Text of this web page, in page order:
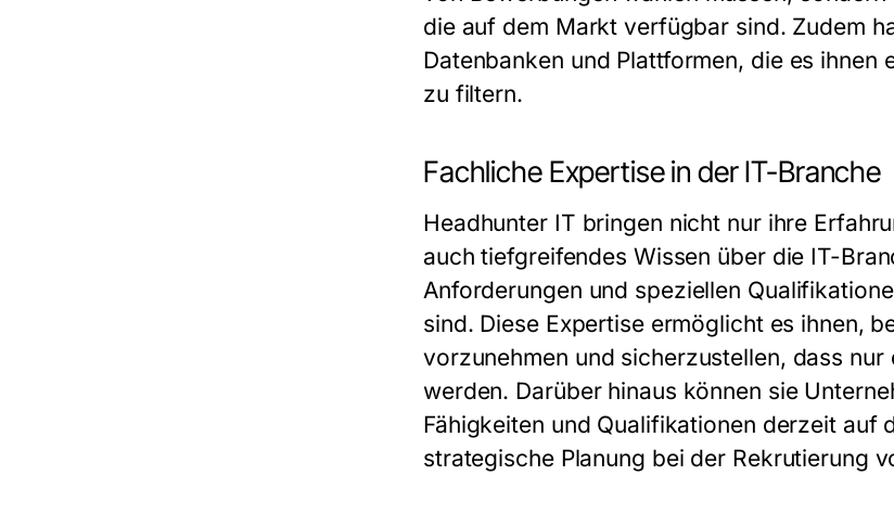
die auf dem Markt verfügbar sind. Zudem
Datenbanken und Plattformen, die es
zu filtern.
Fachliche Expertise in der IT-Branche
Headhunter IT bringen nicht nur ihre
auch tiefgreifendes Wissen über die IT-
Anforderungen und speziellen
sind. Diese Expertise ermöglicht es ihnen,
vorzunehmen und sicherzustellen, dass
werden. Darüber hinaus können sie
Fähigkeiten und Qualifikationen derzeit
strategische Planung bei der Rekrutierung